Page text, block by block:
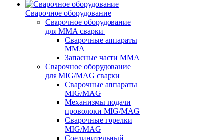
Сварочное оборудование
Сварочное оборудование
для MMA сварки
Сварочные аппараты
MMA
Запасные части MMA
Сварочное оборудование
для MIG/MAG сварки
Сварочные аппараты
MIG/MAG
Механизмы подачи
проволоки MIG/MAG
Сварочные горелки
MIG/MAG
Соединительный